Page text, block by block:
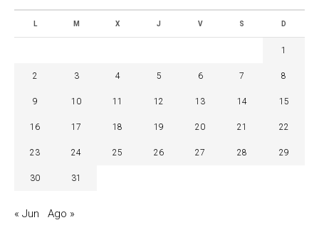
L M X J V S D
1
2 3 4 5 6 7 8
9 10 11 12 13 14 15
16 17 18 19 20 21 22
23 24 25 26 27 28 29
30 31
« Jun Ago »